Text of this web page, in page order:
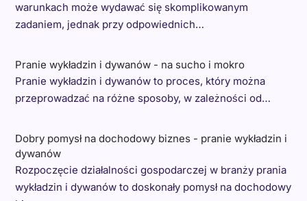
warunkach może wydawać się skomplikowanym
zadaniem, jednak przy odpowiednich…
Pranie wykładzin i dywanów - na sucho i mokro
Pranie wykładzin i dywanów to proces, który można
przeprowadzać na różne sposoby, w zależności od…
Dobry pomysł na dochodowy biznes - pranie wykładzin i
dywanów
Rozpoczęcie działalności gospodarczej w branży prania
wykładzin i dywanów to doskonały pomysł na dochodowy